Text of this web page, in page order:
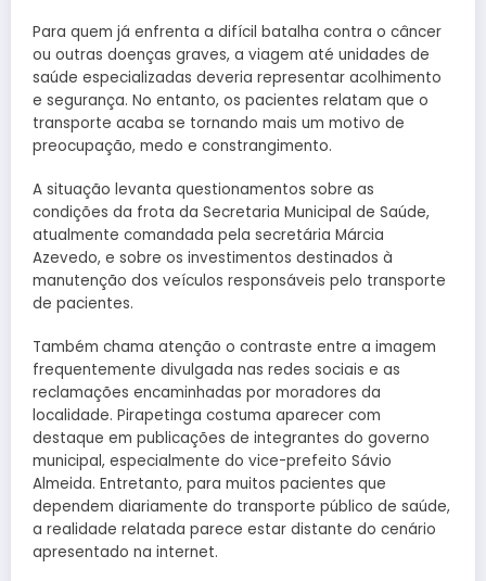
Para quem já enfrenta a difícil batalha contra o câncer
ou outras doenças graves, a viagem até unidades de
saúde especializadas deveria representar acolhimento
e segurança. No entanto, os pacientes relatam que o
transporte acaba se tornando mais um motivo de
preocupação, medo e constrangimento.
A situação levanta questionamentos sobre as
condições da frota da Secretaria Municipal de Saúde,
atualmente comandada pela secretária Márcia
Azevedo, e sobre os investimentos destinados à
manutenção dos veículos responsáveis pelo transporte
de pacientes.
Também chama atenção o contraste entre a imagem
frequentemente divulgada nas redes sociais e as
reclamações encaminhadas por moradores da
localidade. Pirapetinga costuma aparecer com
destaque em publicações de integrantes do governo
municipal, especialmente do vice-prefeito Sávio
Almeida. Entretanto, para muitos pacientes que
dependem diariamente do transporte público de saúde,
a realidade relatada parece estar distante do cenário
apresentado na internet.